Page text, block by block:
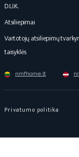
D.U.K.
Atsiliepimai
Vartotojų atsiliepimų
taisyklės
nmfhome.lt
Privatumo politika